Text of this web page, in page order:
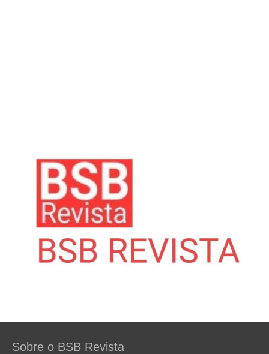
Sobre o BSB Revista